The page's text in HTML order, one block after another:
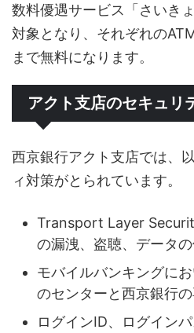
数料優遇サービス「さいき
対象となり、それぞれの
まで無料になります。
アクト支店のセキュリ
西京銀行アクト支店では、
ィ対策がとられています。
Transport Layer
の漏洩、盗聴、データの
モバイルバンキングに
のセンターと西京銀行
ログインID、ログイン